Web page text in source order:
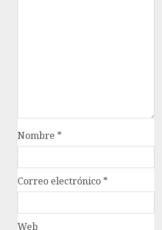
Nombre *
Correo electrónico *
Web